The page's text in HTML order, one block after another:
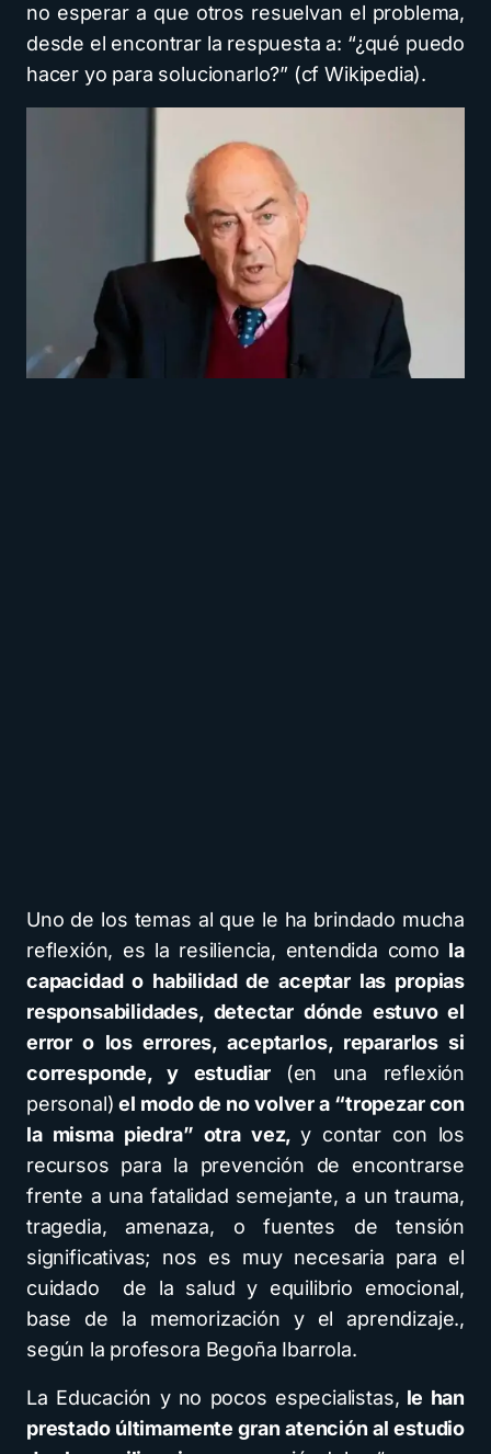
no esperar a que otros resuelvan el problema,
desde el encontrar la respuesta a: “¿qué puedo
hacer yo para solucionarlo?” (cf Wikipedia).
Uno de los temas al que le ha brindado mucha
reflexión, es la resiliencia, entendida como la
capacidad o habilidad de aceptar las propias
responsabilidades, detectar dónde estuvo el
error o los errores, aceptarlos, repararlos si
corresponde, y estudiar
(en una reflexión
personal) el modo de no volver a “tropezar con
la misma piedra” otra vez,y contar con los
recursos para la prevención de encontrarse
frente a una fatalidad semejante, a un trauma,
tragedia, amenaza, o fuentes de tensión
significativas; nos es muy necesaria para el
cuidado de la salud y equilibrio emocional,
base de la memorización y el aprendizaje.,
según la profesora Begoña Ibarrola.
La Educación y no pocos especialistas, le han
prestado últimamente gran atención al estudio